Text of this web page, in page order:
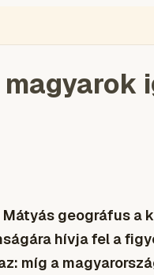
geográfus a
hívja fel a
míg a